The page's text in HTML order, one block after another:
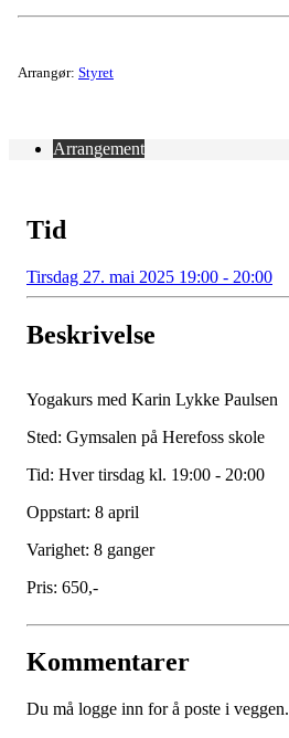
Arrangør: Styret
Arrangement
Tid
Tirsdag 27. mai 2025 19:00 - 20:00
Beskrivelse
Yogakurs med Karin Lykke Paulsen
Sted: Gymsalen på Herefoss skole
Tid: Hver tirsdag kl. 19:00 - 20:00
Oppstart: 8 april
Varighet: 8 ganger
Pris: 650,-
Kommentarer
Du må logge inn for å poste i veggen.